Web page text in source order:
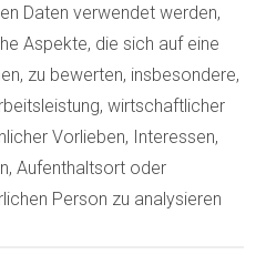
Daten verwendet werden,
Aspekte, die sich auf eine
zu bewerten, insbesondere,
wirtschaftlicher
Vorlieben, Interessen,
Aufenthaltsort oder
Person zu analysieren